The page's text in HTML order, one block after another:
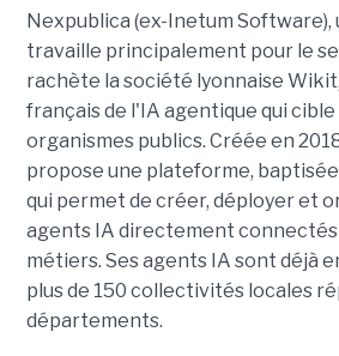
Nexpublica (ex-Inetum Software),
travaille principalement pour le
rachète la société lyonnaise
français de l'IA agentique qui cible
organismes publics. Créée en
propose une plateforme,
qui permet de créer, déployer et
agents IA directement connectés
métiers. Ses agents IA sont déjà
plus de 150 collectivités locales
départements.